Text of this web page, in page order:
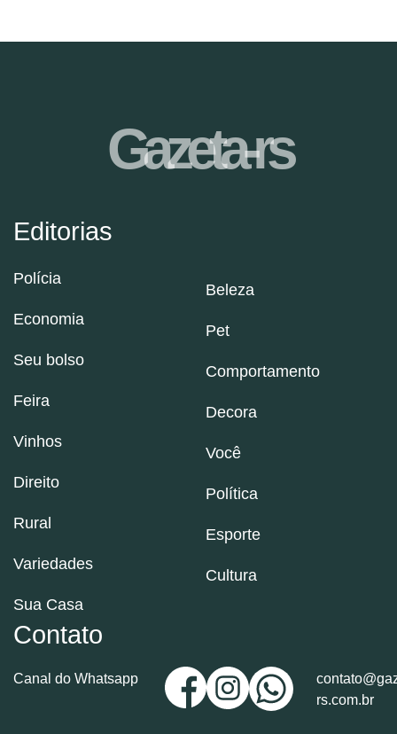
Editorias
Polícia
Economia
Seu bolso
Feira
Vinhos
Direito
Rural
Variedades
Sua Casa
Beleza
Pet
Comportamento
Decora
Você
Política
Esporte
Cultura
Contato
Canal do Whatsapp
rs.com.br
Gazeta-rs